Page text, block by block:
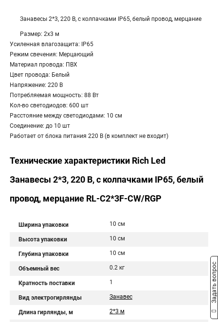
Занавесы 2*3, 220 В, с колпачками IP65, белый провод, мерцание
Размер: 2х3 м
Усиленная влагозащита: IP65
Режим свечения: Мерцающий
Материал провода: ПВХ
Цвет провода: Белый
Напряжение: 220 В
Потребляемая мощность: 88 Вт
Кол-во светодиодов: 600 шт
Расстояние между светодиодами: 10 см
Соединение: до 10 шт
Работает от блока питания 220 В (в комплект не входит)
Технические характеристики Rich Led
Занавесы 2*3, 220 В, с колпачками IP65, белый
провод, мерцание RL-C2*3F-CW/RGP
Ширина упаковки 10 см
Высота упаковки 10 см
Глубина упаковки 10 см
Объемный вес 0.2 кг
Кратность поставки 1
Вид электрогирлянды Занавес
Длина гирлянды, м 2*3 м
Задать вопрос